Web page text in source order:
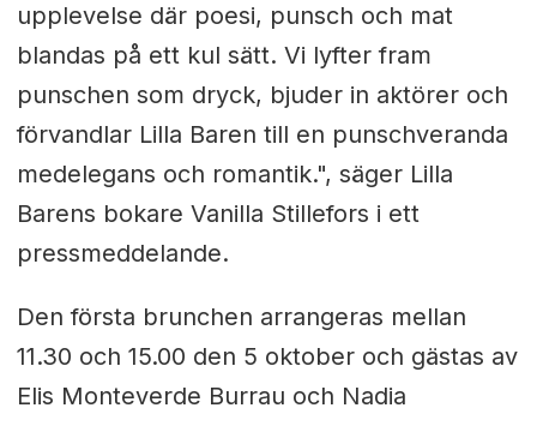
upplevelse där poesi, punsch och mat
blandas på ett kul sätt. Vi lyfter fram
punschen som dryck, bjuder in aktörer och
förvandlar Lilla Baren till en punschveranda
medelegans och romantik.", säger Lilla
Barens bokare Vanilla Stillefors i ett
pressmeddelande.
Den första brunchen arrangeras mellan
11.30 och 15.00 den 5 oktober och gästas av
Elis Monteverde Burrau och Nadia